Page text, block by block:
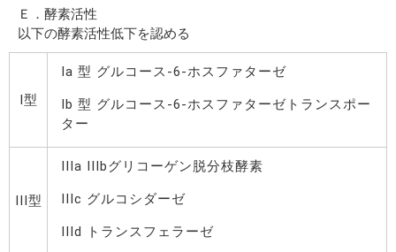
Ｅ．酵素活性
以下の酵素活性低下を認める
I型
Ia 型 グルコース-6-ホスファターゼ
Ib 型 グルコース-6-ホスファターゼトランスポー
ター
III型
IIIa IIIbグリコーゲン脱分枝酵素
IIIc グルコシダーゼ
IIId トランスフェラーゼ